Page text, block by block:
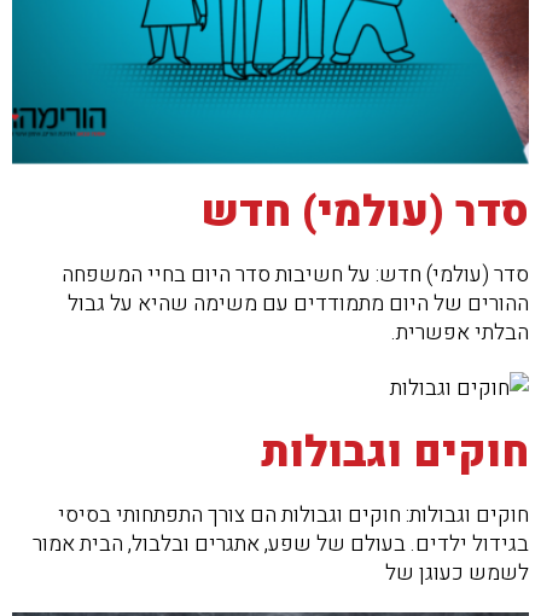
סדר (עולמי) חדש
סדר (עולמי) חדש: על חשיבות סדר היום בחיי המשפחה
ההורים של היום מתמודדים עם משימה שהיא על גבול
הבלתי אפשרית.
חוקים וגבולות
חוקים וגבולות: חוקים וגבולות הם צורך התפתחותי בסיסי
בגידול ילדים. בעולם של שפע, אתגרים ובלבול, הבית אמור
לשמש כעוגן של